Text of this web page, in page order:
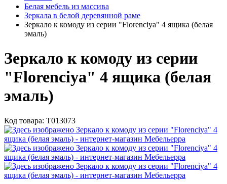
Белая мебель из массива
Зеркала в белой деревянной раме
Зеркало к комоду из серии "Florenciya" 4 ящика (белая
эмаль)
Зеркало к комоду из серии
"Florenciya" 4 ящика (белая
эмаль)
Код товара: Т013073